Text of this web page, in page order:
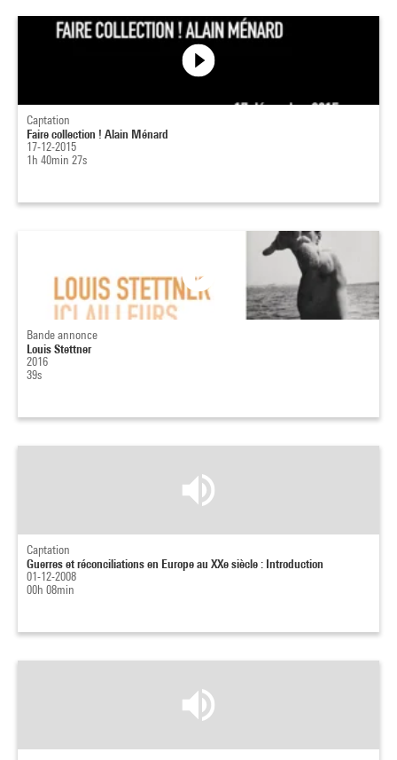
Captation
Faire collection ! Alain Ménard
17-12-2015
1h 40min 27s
Bande annonce
Louis Stettner
2016
39s
Captation
Guerres et réconciliations en Europe au XXe siècle : Introduction
01-12-2008
00h 08min